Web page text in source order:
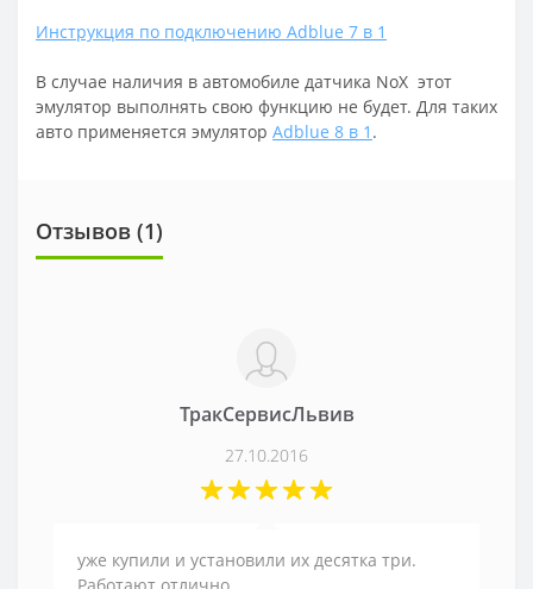
Инструкция по подключению Adblue 7 в 1
В случае наличия в автомобиле датчика NoX этот
эмулятор выполнять свою функцию не будет. Для таких
авто применяется эмулятор Adblue 8 в 1 .
Отзывов (1)
ТракСервисЛьвив
27.10.2016
уже купили и установили их десятка три.